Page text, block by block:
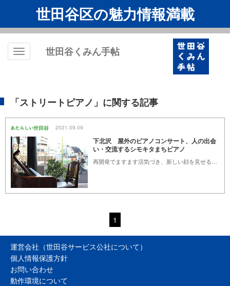
世田谷区の魅力情報満載
Toggle
世田谷くみん手帖
「ストリートピアノ」に関する記事
2021.09.09
下北沢 屋外のピアノコンサート、人の出会
い・交流するシモキタまちピアノ
1
運営会社（世田谷サービス公社について）
個人情報保護方針
お問い合わせ
動作環境について